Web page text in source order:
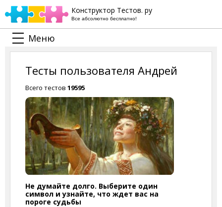
Конструктор Тестов. ру
Все абсолютно бесплатно!
Меню
Тесты пользователя Андрей
Всего тестов 19595
Не думайте долго. Выберите один
символ и узнайте, что ждет вас на
пороге судьбы